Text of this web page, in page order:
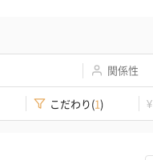
関係性
こだわり(1) ¥